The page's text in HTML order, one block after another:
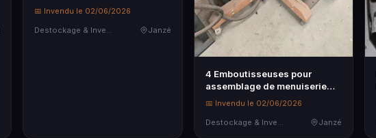
📅 Invendu le 02/06/2026
Janzé
4 Emboutisseuses pour
assemblage de menuiserie
aluminium SEP…
📅 Invendu le 02/06/2026
Janzé